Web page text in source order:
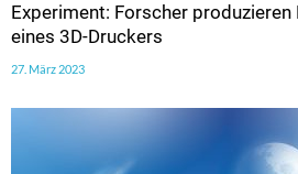
Experiment: Forscher
eines 3D-Druckers
27. März 2023